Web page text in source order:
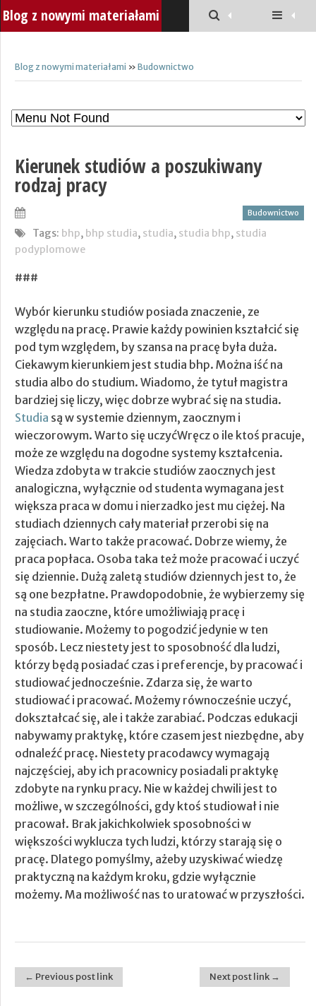
Blog z nowymi materiałami
Blog z nowymi materiałami » Budownictwo
Kierunek studiów a poszukiwany
rodzaj pracy
Budownictwo
Tags: bhp, bhp studia, studia, studia bhp, studia
podyplomowe
###
Wybór kierunku studiów posiada znaczenie, ze
względu na pracę. Prawie każdy powinien kształcić się
pod tym względem, by szansa na pracę była duża.
Ciekawym kierunkiem jest studia bhp. Można iść na
studia albo do studium. Wiadomo, że tytuł magistra
bardziej się liczy, więc dobrze wybrać się na studia.
Studia są w systemie dziennym, zaocznym i
wieczorowym. Warto się uczyćWręcz o ile ktoś pracuje,
może ze względu na dogodne systemy kształcenia.
Wiedza zdobyta w trakcie studiów zaocznych jest
analogiczna, wyłącznie od studenta wymagana jest
większa praca w domu i nierzadko jest mu ciężej. Na
studiach dziennych cały materiał przerobi się na
zajęciach. Warto także pracować. Dobrze wiemy, że
praca popłaca. Osoba taka też może pracować i uczyć
się dziennie. Dużą zaletą studiów dziennych jest to, że
są one bezpłatne. Prawdopodobnie, że wybierzemy się
na studia zaoczne, które umożliwiają pracę i
studiowanie. Możemy to pogodzić jedynie w ten
sposób. Lecz niestety jest to sposobność dla ludzi,
którzy będą posiadać czas i preferencje, by pracować i
studiować jednocześnie. Zdarza się, że warto
studiować i pracować. Możemy równocześnie uczyć,
dokształcać się, ale i także zarabiać. Podczas edukacji
nabywamy praktykę, które czasem jest niezbędne, aby
odnaleźć pracę. Niestety pracodawcy wymagają
najczęściej, aby ich pracownicy posiadali praktykę
zdobyte na rynku pracy. Nie w każdej chwili jest to
możliwe, w szczególności, gdy ktoś studiował i nie
pracował. Brak jakichkolwiek sposobności w
większości wyklucza tych ludzi, którzy starają się o
pracę. Dlatego pomyślmy, ażeby uzyskiwać wiedzę
praktyczną na każdym kroku, gdzie wyłącznie
możemy. Ma możliwość nas to uratować w przyszłości.
Post navigation
← Previous post link Next post link →